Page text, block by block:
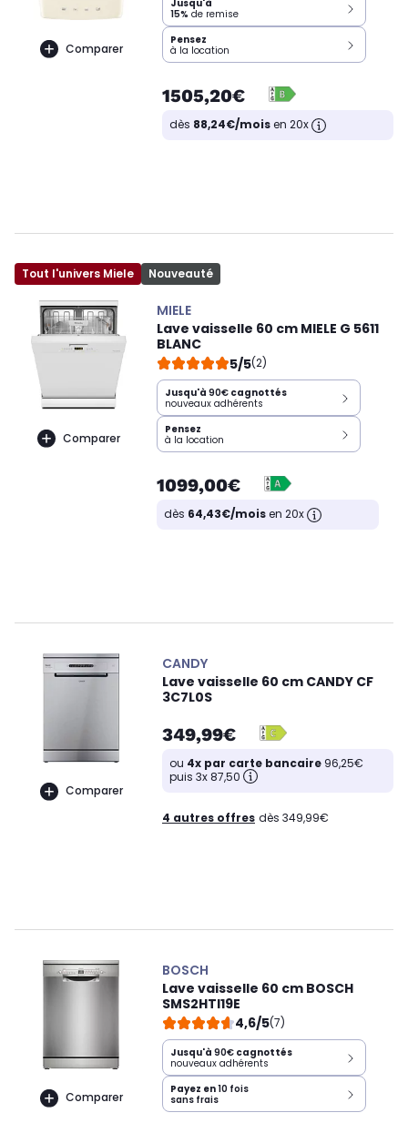
Comparer
Jusqu'à
15% de remise
Pensez
à la location
1505,20€
dès 88,24€/moisen 20x
Tout l'univers Miele Nouveauté
Comparer
MIELE
Lave vaisselle 60 cm MIELE G 5611
BLANC
5/5(2)
Jusqu'à 90€ cagnottés
nouveaux adhérents
Pensez
à la location
1099,00€
dès 64,43€/moisen 20x
Comparer
CANDY
Lave vaisselle 60 cm CANDY CF
3C7L0S
349,99€
ou 4x par carte bancaire 96,25€
puis 3x 87,50
4 autres offres dès 349,99€
Comparer
BOSCH
Lave vaisselle 60 cm BOSCH
SMS2HTI19E
4,6/5(7)
Jusqu'à 90€ cagnottés
nouveaux adhérents
Payez en10 fois
sans frais